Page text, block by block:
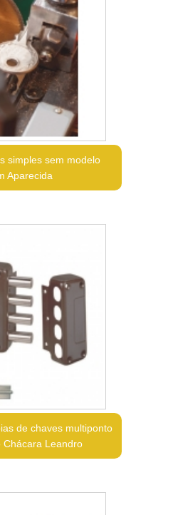
simples sem modelo
Aparecida
de chaves multiponto
Chácara Leandro